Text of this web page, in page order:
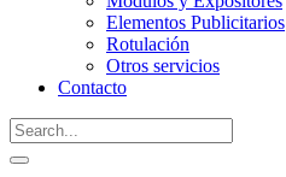
Elementos Publicitarios
Rotulación
Otros servicios
Contacto